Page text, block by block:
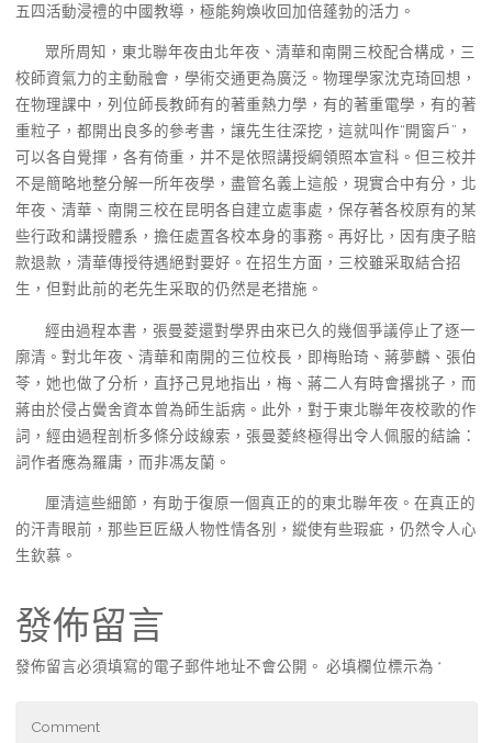
五四活動浸禮的中國教導，極能夠煥收回加倍蓬勃的活力。
眾所周知，東北聯年夜由北年夜、清華和南開三校配合構成，三
校師資氣力的主動融會，學術交通更為廣泛。物理學家沈克琦回想，
在物理課中，列位師長教師有的著重熱力學，有的著重電學，有的著
重粒子，都開出良多的參考書，讓先生往深挖，這就叫作“開窗戶”，
可以各自覺揮，各有倚重，并不是依照講授綱領照本宣科。但三校并
不是簡略地整分解一所年夜學，盡管名義上這般，現實合中有分，北
年夜、清華、南開三校在昆明各自建立處事處，保存著各校原有的某
些行政和講授體系，擔任處置各校本身的事務。再好比，因有庚子賠
款退款，清華傳授待遇絕對要好。在招生方面，三校雖采取結合招
生，但對此前的老先生采取的仍然是老措施。
經由過程本書，張曼菱還對學界由來已久的幾個爭議停止了逐一
廓清。對北年夜、清華和南開的三位校長，即梅貽琦、蔣夢麟、張伯
苓，她也做了分析，直抒己見地指出，梅、蔣二人有時會撂挑子，而
蔣由於侵占黌舍資本曾為師生詬病。此外，對于東北聯年夜校歌的作
詞，經由過程剖析多條分歧線索，張曼菱終極得出令人佩服的結論：
詞作者應為羅庸，而非馮友蘭。
厘清這些細節，有助于復原一個真正的的東北聯年夜。在真正的
的汗青眼前，那些巨匠級人物性情各別，縱使有些瑕疵，仍然令人心
生欽慕。
發佈留言
發佈留言必須填寫的電子郵件地址不會公開。 必填欄位標示為 *